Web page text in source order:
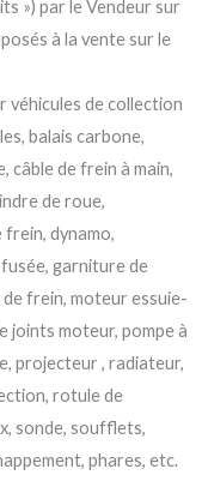
») par le Vendeur sur
à la vente sur le
véhicules de collection
balais carbone,
câble de frein à main,
de roue,
frein, dynamo,
garniture de
frein, moteur essuie-
joints moteur, pompe à
projecteur , radiateur,
rotule de
sonde, soufflets,
phares, etc.